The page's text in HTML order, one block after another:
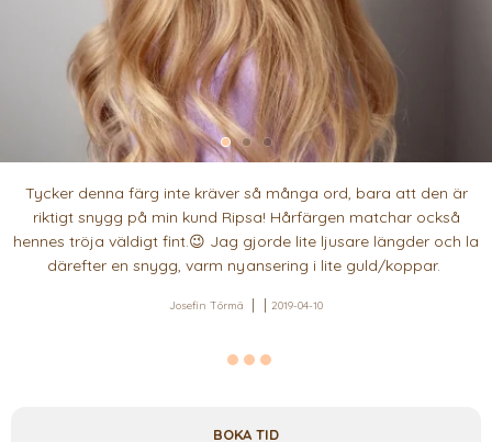
Tycker denna färg inte kräver så många ord, bara att den är
riktigt snygg på min kund Ripsa! Hårfärgen matchar också
hennes tröja väldigt fint.😉 Jag gjorde lite ljusare längder och la
därefter en snygg, varm nyansering i lite guld/koppar.
Josefin Törmä 2019-04-10
BOKA TID